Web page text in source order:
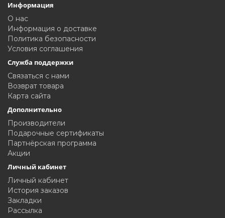
Информация
О нас
Информация о доставке
Политика безопасности
Условия соглашения
Служба поддержки
Связаться с нами
Возврат товара
Карта сайта
Дополнительно
Производители
Подарочные сертификаты
Партнёрская программа
Акции
Личный кабинет
Личный кабинет
История заказов
Закладки
Рассылка